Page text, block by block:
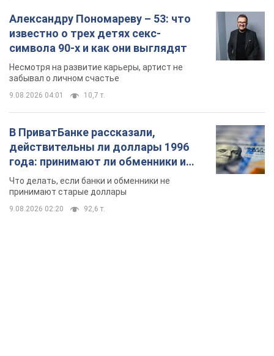
Александру Пономареву – 53: что
известно о трех детях секс-
символа 90-х и как они выглядят
Несмотря на развитие карьеры, артист не
забывал о личном счастье
9.08.2026 04:01 10,7 т.
В ПриватБанке рассказали,
действительны ли доллары 1996
года: принимают ли обменники и
банки такие купюры
Что делать, если банки и обменники не
принимают старые доллары
9.08.2026 02:20 92,6 т.